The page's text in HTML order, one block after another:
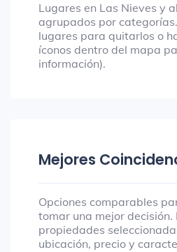
Lugares en Las Nieves y
agrupados por
lugares para quitarlos o
íconos dentro del mapa
información).
Mejores
Opciones comparables
tomar una mejor decisión.
propiedades
ubicación, precio y